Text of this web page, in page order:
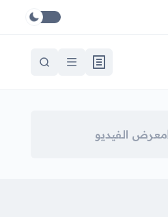
معرض الفيديو